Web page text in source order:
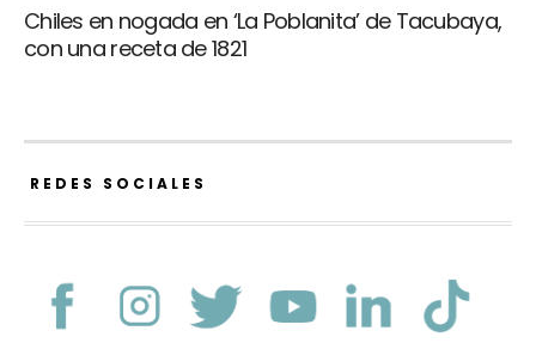
Chiles en nogada en ‘La Poblanita’ de Tacubaya,
con una receta de 1821
REDES SOCIALES